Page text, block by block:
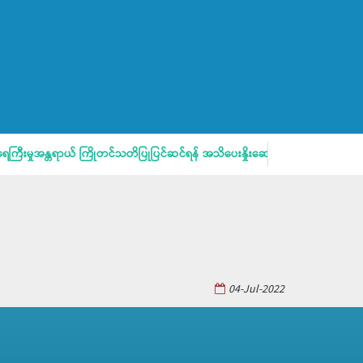
ြီးမှုအန္တရာယ် ကြိုတင်သတိပြုပြင်ဆင်ရန် အသိပေးနှိုးဆော်ချက်
04-Jul-2022